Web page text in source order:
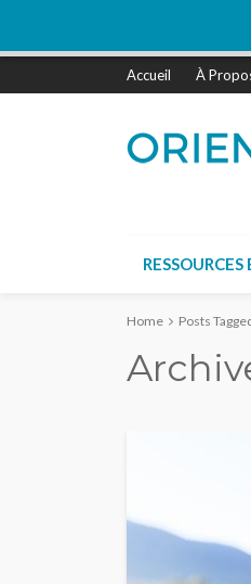
Accueil À
Home Posts